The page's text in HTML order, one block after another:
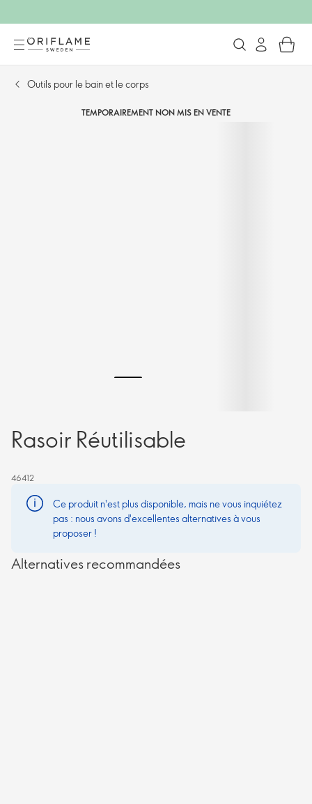
Outils pour le bain et le corps
TEMPORAIREMENT NON MIS EN VENTE
Rasoir Réutilisable
46412
Ce produit n'est plus disponible, mais ne vous inquiétez
pas : nous avons d'excellentes alternatives à vous
proposer !
Alternatives recommandées